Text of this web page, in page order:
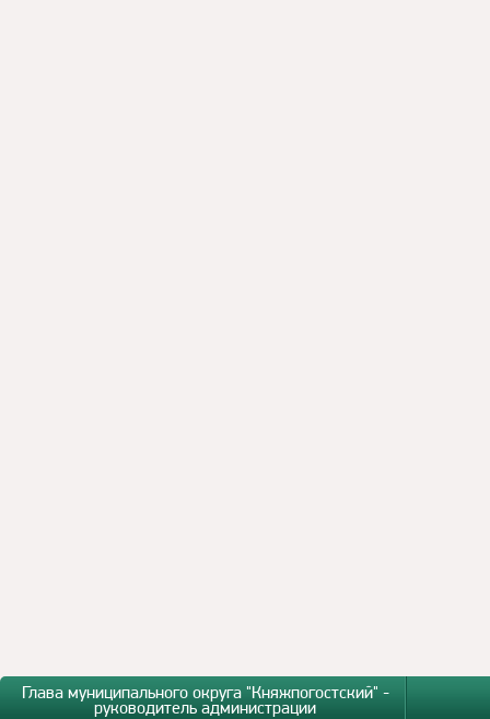
Глава муниципального округа "Княжпогостский" -
руководитель администрации